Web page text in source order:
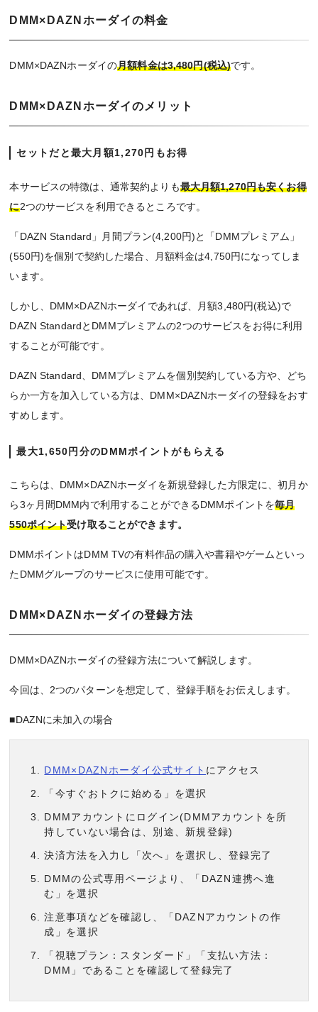
DMM×DAZNホーダイの料金
DMM×DAZNホーダイの月額料金は3,480円(税込)です。
DMM×DAZNホーダイのメリット
セットだと最大月額1,270円もお得
本サービスの特徴は、通常契約よりも最大月額1,270円も安くお得
に2つのサービスを利用できるところです。
「DAZN Standard」月間プラン(4,200円)と「DMMプレミアム」
(550円)を個別で契約した場合、月額料金は4,750円になってしま
います。
しかし、DMM×DAZNホーダイであれば、月額3,480円(税込)で
DAZN StandardとDMMプレミアムの2つのサービスをお得に利用
することが可能です。
DAZN Standard、DMMプレミアムを個別契約している方や、どち
らか一方を加入している方は、DMM×DAZNホーダイの登録をおす
すめします。
最大1,650円分のDMMポイントがもらえる
こちらは、DMM×DAZNホーダイを新規登録した方限定に、初月か
ら3ヶ月間DMM内で利用することができるDMMポイントを毎月
550ポイント受け取ることができます。
DMMポイントはDMM TVの有料作品の購入や書籍やゲームといっ
たDMMグループのサービスに使用可能です。
DMM×DAZNホーダイの登録方法
DMM×DAZNホーダイの登録方法について解説します。
今回は、2つのパターンを想定して、登録手順をお伝えします。
■DAZNに未加入の場合
DMM×DAZNホーダイ公式サイト にアクセス
「今すぐおトクに始める」を選択
DMMアカウントにログイン(DMMアカウントを所
持していない場合は、別途、新規登録)
決済方法を入力し「次へ」を選択し、登録完了
DMMの公式専用ページより、「DAZN連携へ進
む」を選択
注意事項などを確認し、「DAZNアカウントの作
成」を選択
「視聴プラン：スタンダード」「支払い方法：
DMM」であることを確認して登録完了